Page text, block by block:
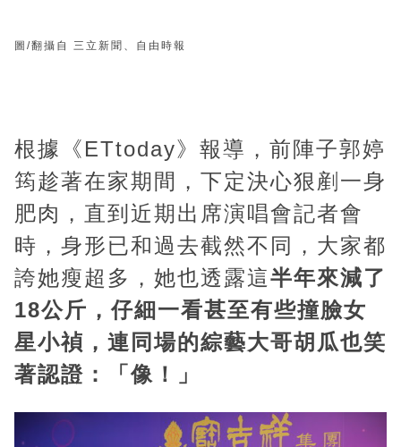
圖/翻攝自 三立新聞、自由時報
根據《ETtoday》報導，前陣子郭婷
筠趁著在家期間，下定決心狠剷一身
肥肉，直到近期出席演唱會記者會
時，身形已和過去截然不同，大家都
誇她瘦超多，她也透露這半年來減了
18公斤，仔細一看甚至有些撞臉女
星小禎，連同場的綜藝大哥胡瓜也笑
著認證：「像！」